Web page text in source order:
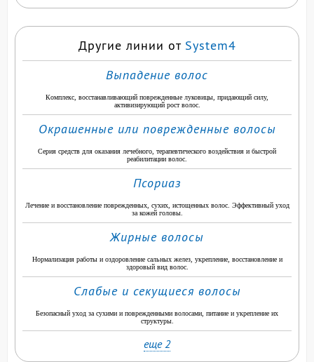
Другие линии от System4
Выпадение волос
Комплекс, восстанавливающий поврежденные луковицы, придающий силу,
активизирующий рост волос.
Окрашенные или поврежденные волосы
Серия средств для оказания лечебного, терапевтического воздействия и быстрой
реабилитации волос.
Псориаз
Лечение и восстановление поврежденных, сухих, истощенных волос. Эффективный уход
за кожей головы.
Жирные волосы
Нормализация работы и оздоровление сальных желез, укрепление, восстановление и
здоровый вид волос.
Слабые и секущиеся волосы
Безопасный уход за сухими и поврежденными волосами, питание и укрепление их
структуры.
еще 2